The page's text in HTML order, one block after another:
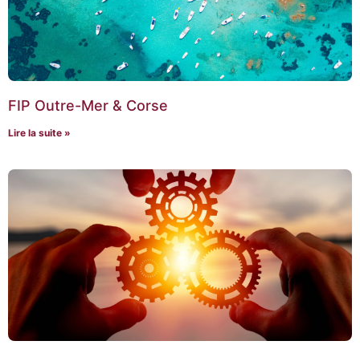
FIP Outre-Mer & Corse
Lire la suite »